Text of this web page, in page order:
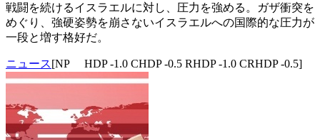
戦闘を続けるイスラエルに対し、圧力を強める。ガザ衝突を
めぐり、強硬姿勢を崩さないイスラエルへの国際的な圧力が
一段と増す格好だ。
ニュース[NP HDP -1.0 CHDP -0.5 RHDP -1.0 CRHDP -0.5]